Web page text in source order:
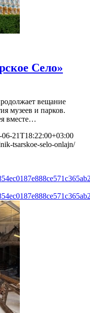
Село»
вещание
музеев и парков.
вместе…
06-21T18:22:00+03:00
tsarskoe-selo-onlajn/